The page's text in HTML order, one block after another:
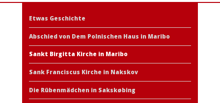
Etwas Geschichte
Abschied von Dem Polnischen Haus in Maribo
Sankt Birgitta Kirche in Maribo
Sank Franciscus Kirche in Nakskov
Die Rübenmädchen in Sakskøbing